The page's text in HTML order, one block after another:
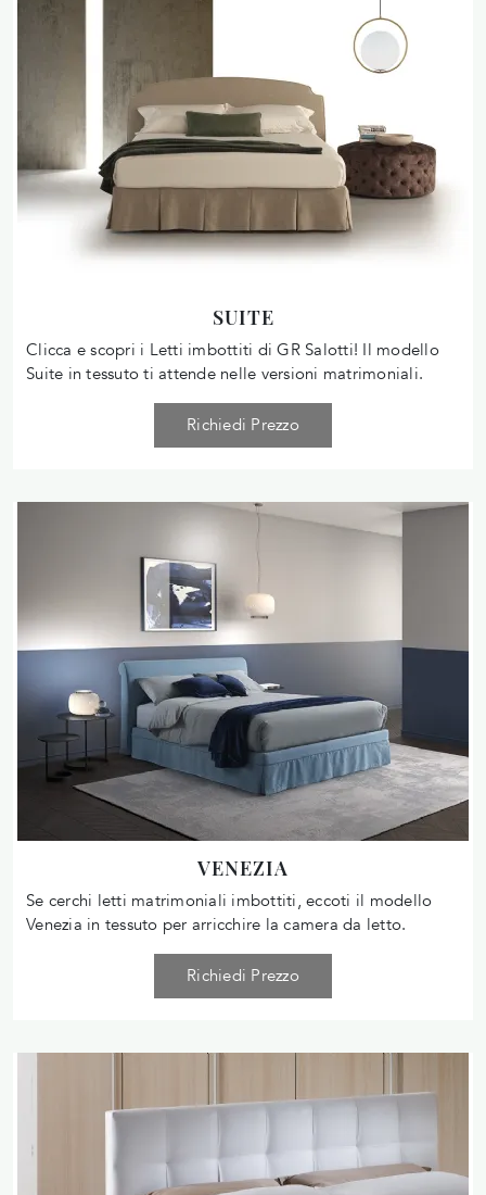
SUITE
Clicca e scopri i Letti imbottiti di GR Salotti! Il modello
Suite in tessuto ti attende nelle versioni matrimoniali.
Richiedi Prezzo
VENEZIA
Se cerchi letti matrimoniali imbottiti, eccoti il modello
Venezia in tessuto per arricchire la camera da letto.
Richiedi Prezzo